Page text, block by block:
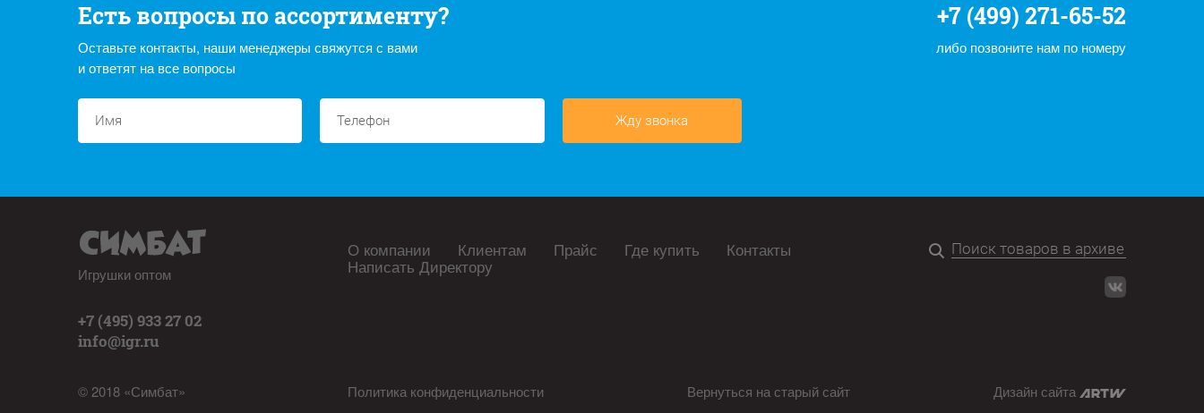
Есть вопросы по ассортименту?
Оставьте контакты, наши менеджеры свяжутся с вами
и ответят на все вопросы
+7 (499) 271-65-52
либо позвоните нам по номеру
Жду звонка
Игрушки оптом
+7 (495) 933 27 02
info@igr.ru
© 2018 «Симбат»
О компании Клиентам Прайс Где купить Контакты
Написать Директору
Политика конфиденциальности Вернуться на старый сайт Дизайн сайта